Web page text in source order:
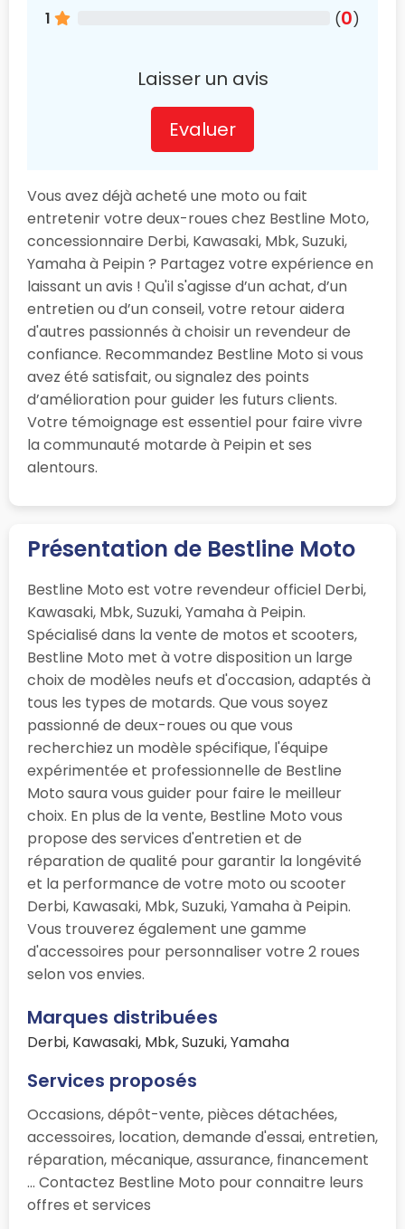
1
(0)
Laisser un avis
Evaluer
Vous avez déjà acheté une moto ou fait
entretenir votre deux-roues chez Bestline Moto,
concessionnaire Derbi, Kawasaki, Mbk, Suzuki,
Yamaha à Peipin ? Partagez votre expérience en
laissant un avis ! Qu'il s'agisse d’un achat, d’un
entretien ou d’un conseil, votre retour aidera
d'autres passionnés à choisir un revendeur de
confiance. Recommandez Bestline Moto si vous
avez été satisfait, ou signalez des points
d’amélioration pour guider les futurs clients.
Votre témoignage est essentiel pour faire vivre
la communauté motarde à Peipin et ses
alentours.
Présentation de Bestline Moto
Bestline Moto est votre revendeur officiel Derbi,
Kawasaki, Mbk, Suzuki, Yamaha à Peipin.
Spécialisé dans la vente de motos et scooters,
Bestline Moto met à votre disposition un large
choix de modèles neufs et d'occasion, adaptés à
tous les types de motards. Que vous soyez
passionné de deux-roues ou que vous
recherchiez un modèle spécifique, l'équipe
expérimentée et professionnelle de Bestline
Moto saura vous guider pour faire le meilleur
choix. En plus de la vente, Bestline Moto vous
propose des services d'entretien et de
réparation de qualité pour garantir la longévité
et la performance de votre moto ou scooter
Derbi, Kawasaki, Mbk, Suzuki, Yamaha à Peipin.
Vous trouverez également une gamme
d'accessoires pour personnaliser votre 2 roues
selon vos envies.
Marques distribuées
Derbi, Kawasaki, Mbk, Suzuki, Yamaha
Services proposés
Occasions, dépôt-vente, pièces détachées,
accessoires, location, demande d'essai, entretien,
réparation, mécanique, assurance, financement
... Contactez Bestline Moto pour connaitre leurs
offres et services